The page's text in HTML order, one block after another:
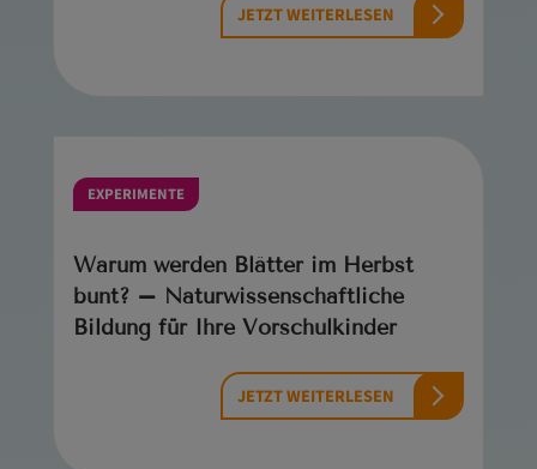
JETZT WEITERLESEN
EXPERIMENTE
Warum werden Blätter im Herbst
bunt? – Naturwissenschaftliche
Bildung für Ihre Vorschulkinder
JETZT WEITERLESEN